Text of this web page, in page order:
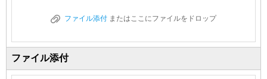
ファイル添付 またはここにファイルをドロップ
ファイル添付